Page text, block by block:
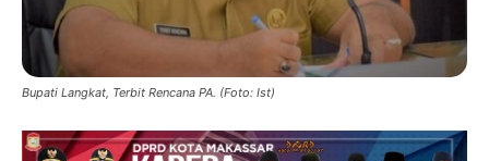
Bupati Langkat, Terbit Rencana PA. (Foto: Ist)